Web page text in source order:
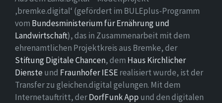
‚bremke.digital‘ (gefördert im BULEplus-Programm
vom Bundesministerium für Ernährung und
Landwirtschaft), das in Zusammenarbeit mit dem
ehrenamtlichen Projektkreis aus Bremke, der
Stiftung Digitale Chancen, dem Haus Kirchlicher
Dienste und Fraunhofer IESErealisiert wurde, ist der
Transfer zu gleichen.digital gelungen. Mit dem
Internetauftritt, derDorfFunk App und den digitalen